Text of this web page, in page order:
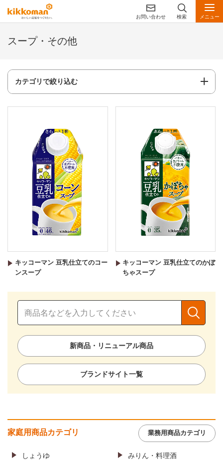
お問い合わせ 検索 メニュー
スープ・その他
カテゴリで絞り込む
キッコーマン 豆乳仕立てのコー
ンスープ
キッコーマン 豆乳仕立てのかぼ
ちゃスープ
新商品・リニューアル商品
ブランドサイト一覧
家庭用商品カテゴリ 業務用商品カテゴリ
しょうゆ みりん・料理酒